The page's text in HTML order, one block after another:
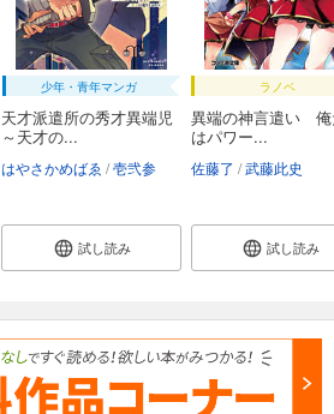
少年・青年マンガ
天才派遣所の秀才異端児
～天才の...
はやさかめばゑ 壱弐参
試し読み
ラノベ
異端の神言遣い 俺
はパワー...
佐藤了 武藤此史
試し読み